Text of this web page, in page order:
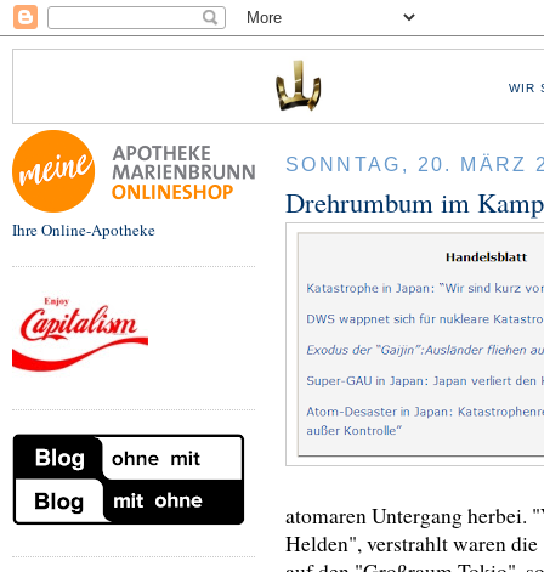
WIR
Ihre Online-Apotheke
SONNTAG, 20. MÄRZ
Drehrumbum im
atomaren Untergang herbei.
Helden", verstrahlt waren